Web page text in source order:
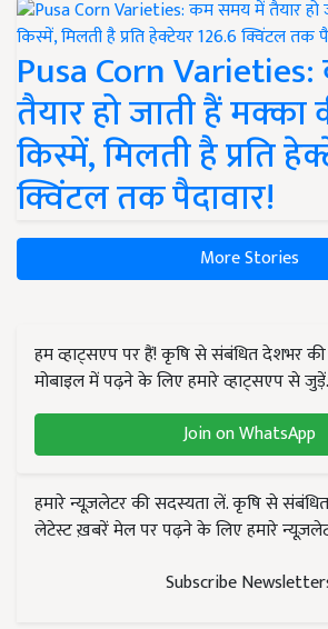
Pusa Corn
तैयार हो जाती हैं मक्का
किस्में, मिलती है प्रति
क्विंटल तक पैदावार!
More Stories
हम व्हाट्सएप पर हैं! कृषि से संबंधित देशभर
मोबाइल में पढ़ने के लिए हमारे व्हाट्सएप से जुड़ें.
Join on WhatsApp
हमारे न्यूज़लेटर की सदस्यता लें. कृषि से
लेटेस्ट ख़बरें मेल पर पढ़ने के लिए हमारे
Subscribe